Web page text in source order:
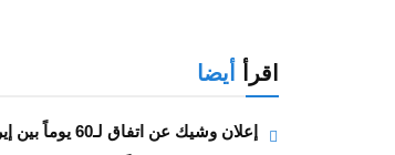
اقرأ أيضا
إعلان وشيك عن اتفاق لـ60 يوماً بين إيران وعمان لفتح هرمز